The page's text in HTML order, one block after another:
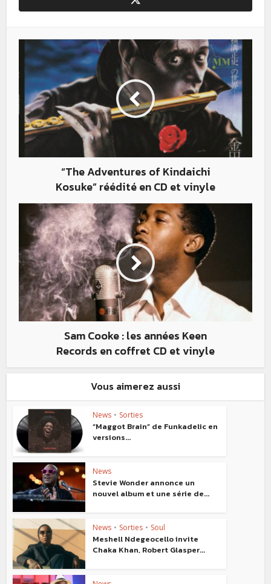
“The Adventures of Kindaichi
Kosuke” réédité en CD et vinyle
Sam Cooke : les années Keen
Records en coffret CD et vinyle
Vous aimerez aussi
News • Sorties
“Maggot Brain” de Funkadelic en
versions...
News
Stevie Wonder annonce un
nouvel album et une série de...
News • Sorties • Soul
Meshell Ndegeocello invite
Chaka Khan, Robert Glasper...